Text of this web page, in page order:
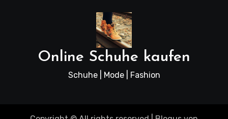
Online Schuhe kaufen
Schuhe | Mode | Fashion